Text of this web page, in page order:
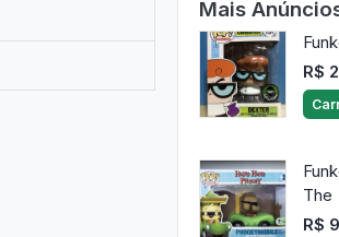
Mais
R$
The
R$